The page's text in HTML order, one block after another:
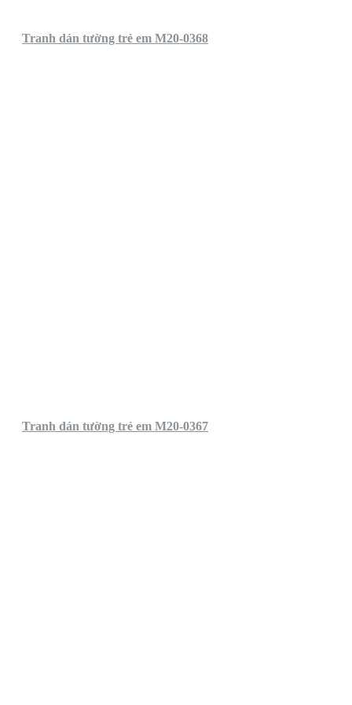
Tranh dán tường trẻ em M20-0368
Tranh dán tường trẻ em M20-0367